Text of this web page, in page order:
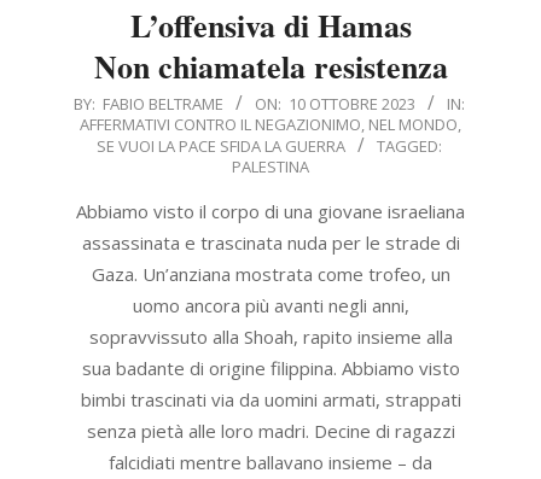
L’offensiva di Hamas
Non chiamatela resistenza
2023-
10-
BY: FABIO BELTRAME ON: 10 OTTOBRE 2023
IN:
AFFERMATIVI CONTRO IL NEGAZIONIMO, NEL MONDO,
SE VUOI LA PACE SFIDA LA GUERRA
TAGGED:
PALESTINA
Abbiamo visto il corpo di una giovane israeliana
assassinata e trascinata nuda per le strade di
Gaza. Un’anziana mostrata come trofeo, un
uomo ancora più avanti negli anni,
sopravvissuto alla Shoah, rapito insieme alla
sua badante di origine filippina. Abbiamo visto
bimbi trascinati via da uomini armati, strappati
senza pietà alle loro madri. Decine di ragazzi
falcidiati mentre ballavano insieme – da